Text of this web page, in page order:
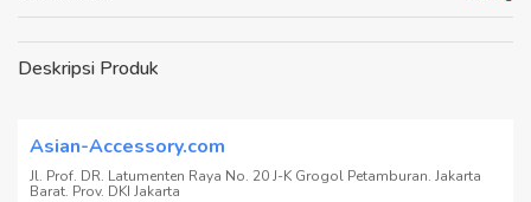
Deskripsi Produk
Asian-Accessory.com
Jl. Prof. DR. Latumenten Raya No. 20 J-K Grogol Petamburan. Jakarta
Barat. Prov. DKI Jakarta